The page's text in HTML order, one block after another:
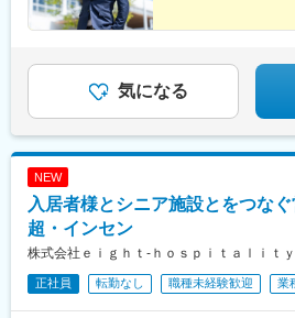
気になる
NEW
入居者様とシニア施設とをつな
超・インセン
株式会社ｅｉｇｈｔ‐ｈｏｓｐｉｔａｌｉｔｙ
正社員 転勤なし 職種未経験歓迎 業